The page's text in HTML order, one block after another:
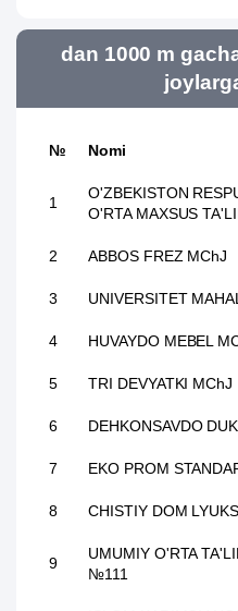
dan 1000 m
№ Nomi
1
O'ZBEKISTON
O'RTA MAXSUS
2 ABBOS FREZ MChJ
3 UNIVERSITET
4 HUVAYDO MEBEL
5 TRI DEVYATKI MChJ
6 DEHKONSAVDO DUK
7 EKO PROM
8 CHISTIY DOM
9
UMUMIY O'RTA
№111